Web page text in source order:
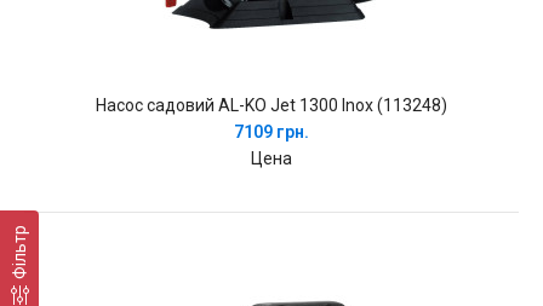
Фільтр
Насос садовий AL-KO Jet 1300 Inox (113248)
7109 грн.
Цена